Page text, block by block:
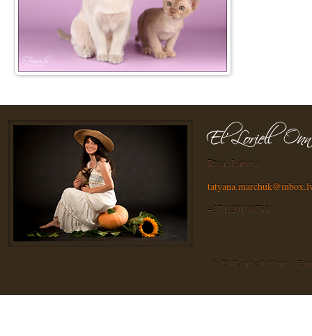
Rīga, Latvija
+371 29198788
© El'Loriell Onn |